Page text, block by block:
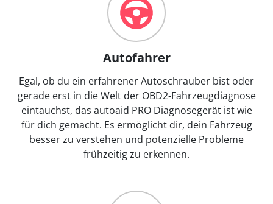
Autofahrer
Egal, ob du ein erfahrener Autoschrauber bist oder
gerade erst in die Welt der OBD2-Fahrzeugdiagnose
eintauchst, das autoaid PRO Diagnosegerät ist wie
für dich gemacht. Es ermöglicht dir, dein Fahrzeug
besser zu verstehen und potenzielle Probleme
frühzeitig zu erkennen.